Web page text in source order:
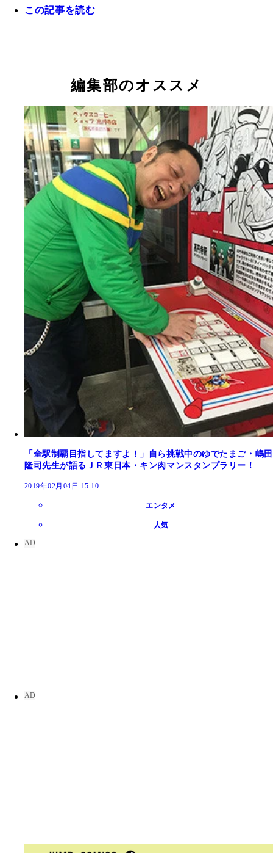
この記事を読む
編集部のオススメ
「全駅制覇目指してますよ！」自ら挑戦中のゆでたまご・嶋田
隆司先生が語るＪＲ東日本・キン肉マンスタンプラリー！
2019年02月04日 15:10
エンタメ
人気